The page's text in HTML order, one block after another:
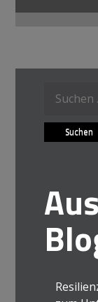
Suche
nach: